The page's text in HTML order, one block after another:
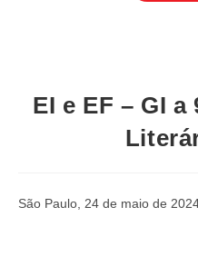
EI e EF – GI a
São Paulo, 24 de maio de